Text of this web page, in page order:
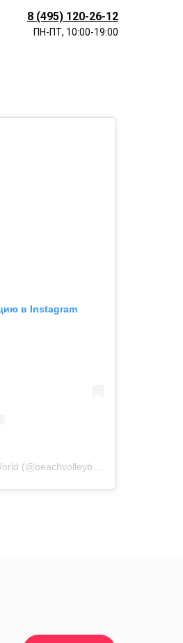
8 (495) 120-26-12
ПН-ПТ, 10:00-19:00
в Instagram